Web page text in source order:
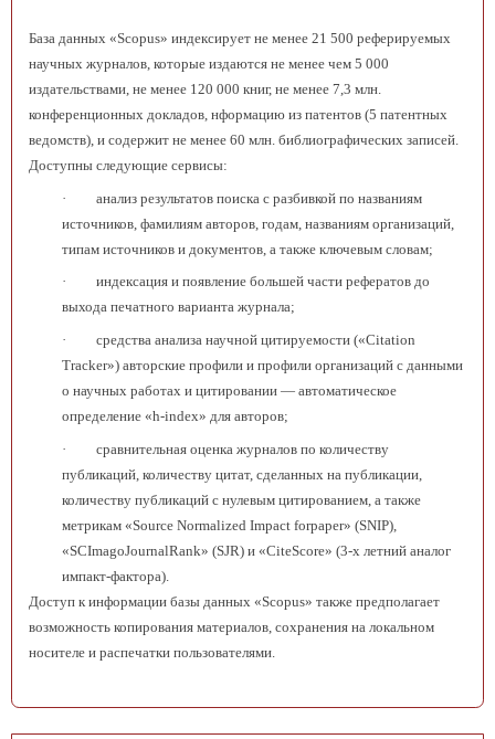
База данных «Scopus» индексирует не менее 21 500 реферируемых
научных журналов, которые издаются не менее чем 5 000
издательствами, не менее 120 000 книг, не менее 7,3 млн.
конференционных докладов, нформацию из патентов (5 патентных
ведомств), и содержит не менее 60 млн. библиографических записей.
Доступны следующие сервисы:
·
анализ результатов поиска с разбивкой по названиям
источников, фамилиям авторов, годам, названиям организаций,
типам источников и документов, а также ключевым словам;
·
индексация и появление большей части рефератов до
выхода печатного варианта журнала;
·
средства анализа научной цитируемости («Citation
Tracker») авторские профили и профили организаций с данными
о научных работах и цитировании — автоматическое
определение «h-index» для авторов;
·
сравнительная оценка журналов по количеству
публикаций, количеству цитат, сделанных на публикации,
количеству публикаций с нулевым цитированием, а также
метрикам «Source Normalized Impact forpaper» (SNIP),
«SCImagoJournalRank» (SJR) и «CiteScore» (3-х летний аналог
импакт-фактора).
Доступ к информации базы данных «Scopus» также предполагает
возможность копирования материалов, сохранения на локальном
носителе и распечатки пользователями.